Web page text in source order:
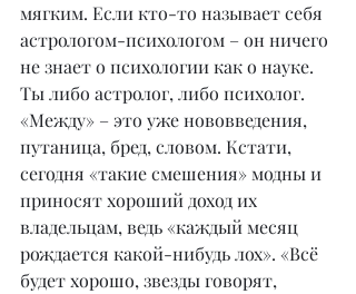
мягким. Если кто-то называет себя
астрологом-психологом – он ничего
не знает о психологии как о науке.
Ты либо астролог, либо психолог.
«Между» – это уже нововведения,
путаница, бред, словом. Кстати,
сегодня «такие смешения» модны и
приносят хороший доход их
владельцам, ведь «каждый месяц
рождается какой-нибудь лох». «Всё
будет хорошо, звезды говорят,